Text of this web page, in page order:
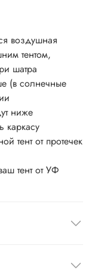
воздушная
тентом,
шатра
(в солнечные
ниже
каркасу
тент от протечек
тент от УФ